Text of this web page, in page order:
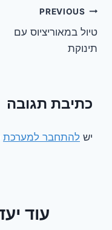
ניווט
PREVIOUS
טיול במאוריציוס עם
תינוקת
כתיבת תגובה
יש להתחבר למערכת
עוד